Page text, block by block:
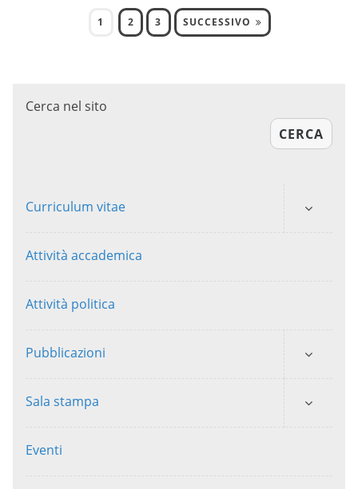
1 2 3 SUCCESSIVO
Cerca nel sito
CERCA
Curriculum vitae
Attività accademica
Attività politica
Pubblicazioni
Sala stampa
Eventi